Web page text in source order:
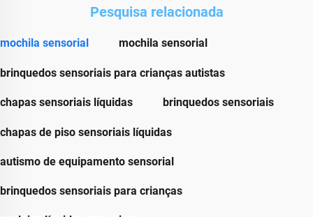
Pesquisa relacionada
mochila sensorial mochila sensorial
brinquedos sensoriais para crianças autistas
chapas sensoriais líquidas brinquedos sensoriais
chapas de piso sensoriais líquidas
autismo de equipamento sensorial
brinquedos sensoriais para crianças